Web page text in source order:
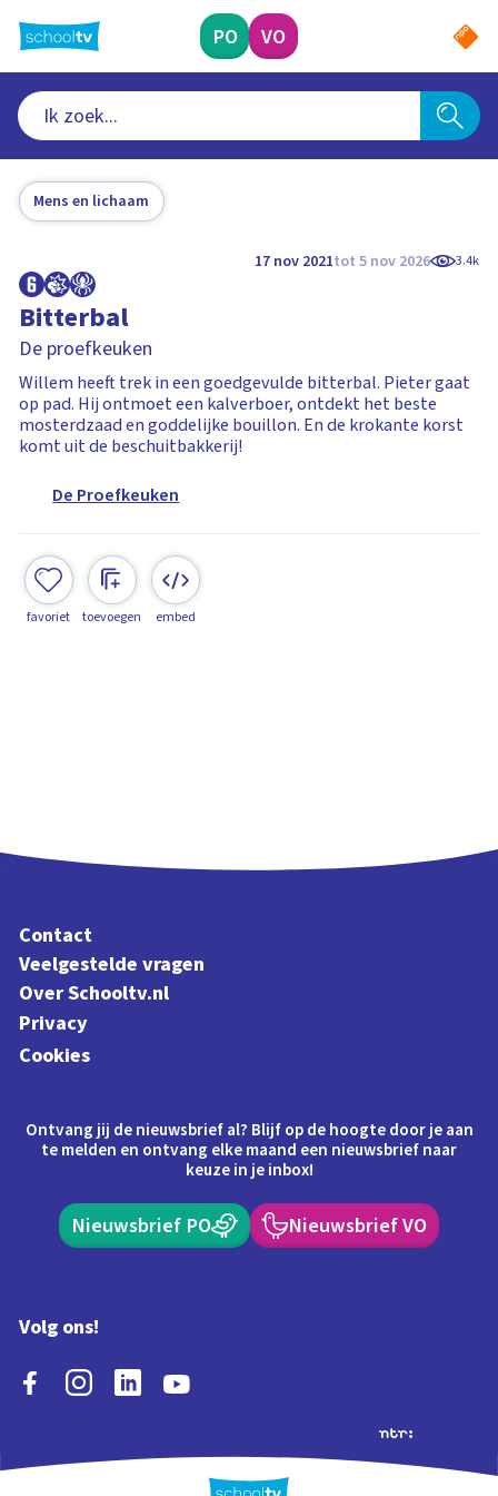
naar
hoofdinhoud
PO VO
Mens en lichaam
17 nov 2021tot 5 nov 2026 3.4k
Bitterbal
De proefkeuken
Willem heeft trek in een goedgevulde bitterbal. Pieter gaat
op pad. Hij ontmoet een kalverboer, ontdekt het beste
mosterdzaad en goddelijke bouillon. En de krokante korst
komt uit de beschuitbakkerij!
De Proefkeuken
favoriet toevoegen embed
Contact
Veelgestelde vragen
Over Schooltv.nl
Privacy
Cookies
Ontvang jij de nieuwsbrief al? Blijf op de hoogte door je aan
te melden en ontvang elke maand een nieuwsbrief naar
keuze in je inbox!
Nieuwsbrief PO Nieuwsbrief VO
Volg ons!